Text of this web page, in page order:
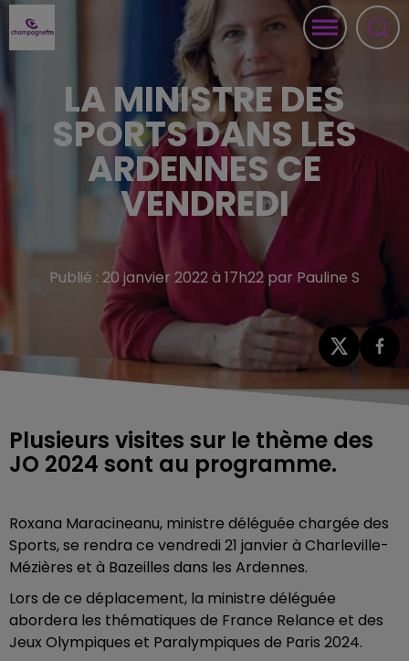
LA MINISTRE DES
SPORTS DANS LES
ARDENNES CE
VENDREDI
Publié : 20 janvier 2022 à 17h22 par Pauline S
Plusieurs visites sur le thème des
JO 2024 sont au programme.
Roxana Maracineanu, ministre déléguée chargée des
Sports, se rendra ce vendredi 21 janvier à Charleville-
Mézières et à Bazeilles dans les Ardennes.
Lors de ce déplacement, la ministre déléguée
abordera les thématiques de France Relance et des
Jeux Olympiques et Paralympiques de Paris 2024.